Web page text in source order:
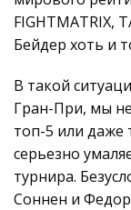
FIGHTMATRIX,
Бейдер хоть и
В такой
Гран-При, мы
топ-5 или даже
серьезно
турнира.
Соннен и